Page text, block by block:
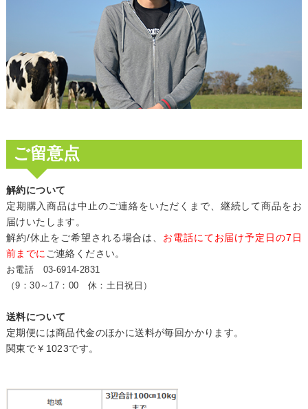
ご留意点
解約について
定期購入商品は中止のご連絡をいただくまで、継続して商品をお
届けいたします。
解約/休止をご希望される場合は、 お電話にてお届け予定日の7日
前までにご連絡ください。
お電話 03-6914-2831
（9：30～17：00 休：土日祝日）
送料について
定期便には商品代金のほかに送料が毎回かかります。
関東で￥1023です。